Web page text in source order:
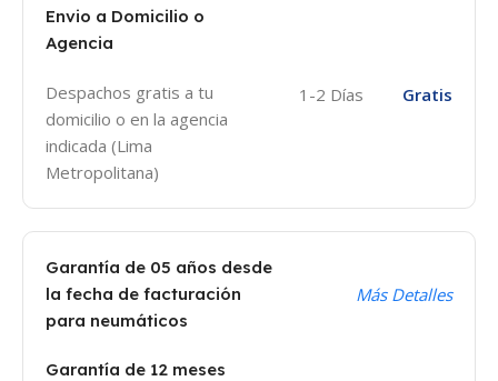
INDICE VELOCIDAD
UTQG 440 A B
REMANENTE 7.2
PROCEDENCIA
Envio a Domicilio o
Agencia
Despachos gratis a tu
domicilio o en la agencia
indicada (Lima
Metropolitana)
1-2 Días Gratis
Garantía de 05 años desde
la fecha de facturación
para neumáticos
Más Detalles
Garantía de 12 meses